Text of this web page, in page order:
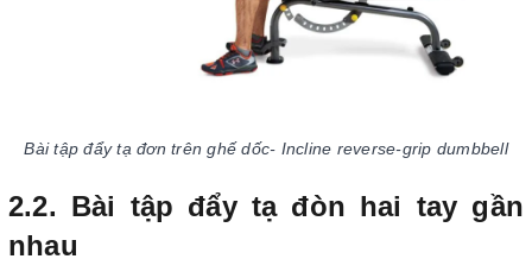
Bài tập đẩy tạ đơn trên ghế dốc- Incline reverse-grip dumbbell
2.2. Bài tập đẩy tạ đòn hai tay gần
nhau